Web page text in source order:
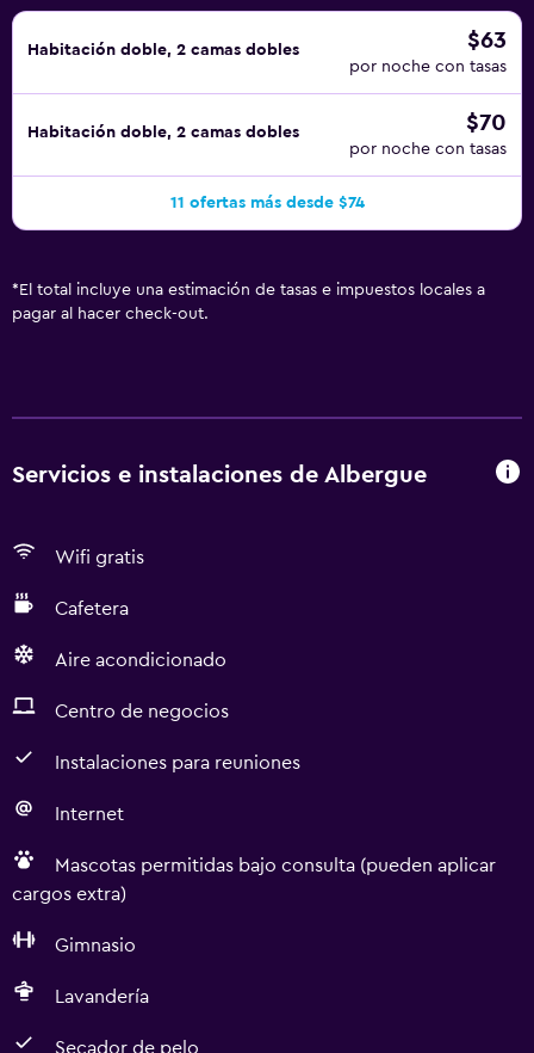
Habitación doble, 2 camas dobles $63
por noche con tasas
Habitación doble, 2 camas dobles $70
por noche con tasas
11 ofertas más desde $74
* El total incluye una estimación de tasas e impuestos locales a
pagar al hacer check-out.
Servicios e instalaciones de Albergue
Wifi gratis
Cafetera
Aire acondicionado
Centro de negocios
Instalaciones para reuniones
Internet
Mascotas permitidas bajo consulta (pueden aplicar
cargos extra)
Gimnasio
Lavandería
Secador de pelo